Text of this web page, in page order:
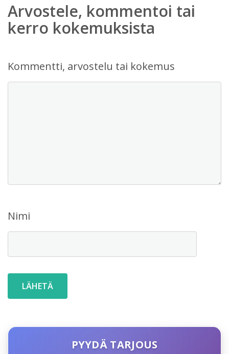
Arvostele, kommentoi tai
kerro kokemuksista
Kommentti, arvostelu tai kokemus
Nimi
PYYDÄ TARJOUS